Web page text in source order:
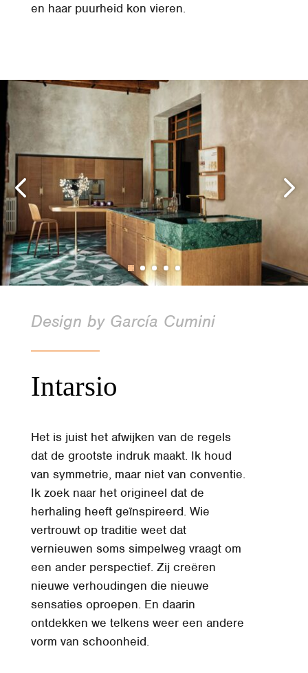
en haar puurheid kon vieren.
Design by García Cumini
Intarsio
Het is juist het afwijken van de regels
dat de grootste indruk maakt. Ik houd
van symmetrie, maar niet van conventie.
Ik zoek naar het origineel dat de
herhaling heeft geïnspireerd. Wie
vertrouwt op traditie weet dat
vernieuwen soms simpelweg vraagt om
een ander perspectief. Zij creëren
nieuwe verhoudingen die nieuwe
sensaties oproepen. En daarin
ontdekken we telkens weer een andere
vorm van schoonheid.